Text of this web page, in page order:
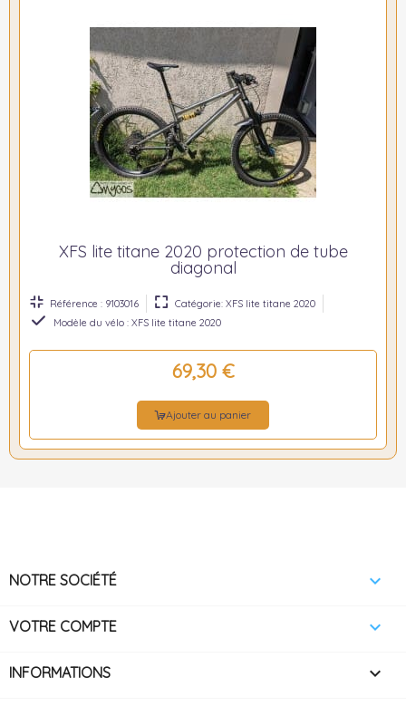
XFS lite titane 2020 protection de tube
diagonal
Référence : 9103016
Catégorie: XFS lite titane 2020
Modèle du vélo : XFS lite titane 2020
69,30 €
Ajouter au panier
NOTRE SOCIÉTÉ 
VOTRE COMPTE 
INFORMATIONS keyboard_arrow_down